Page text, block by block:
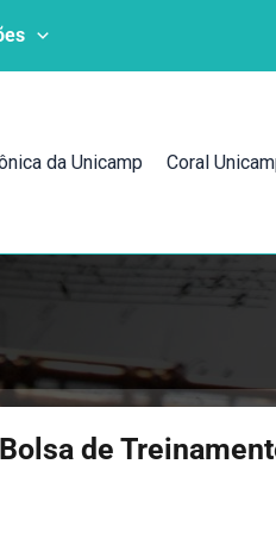
da Unicamp Coral
de